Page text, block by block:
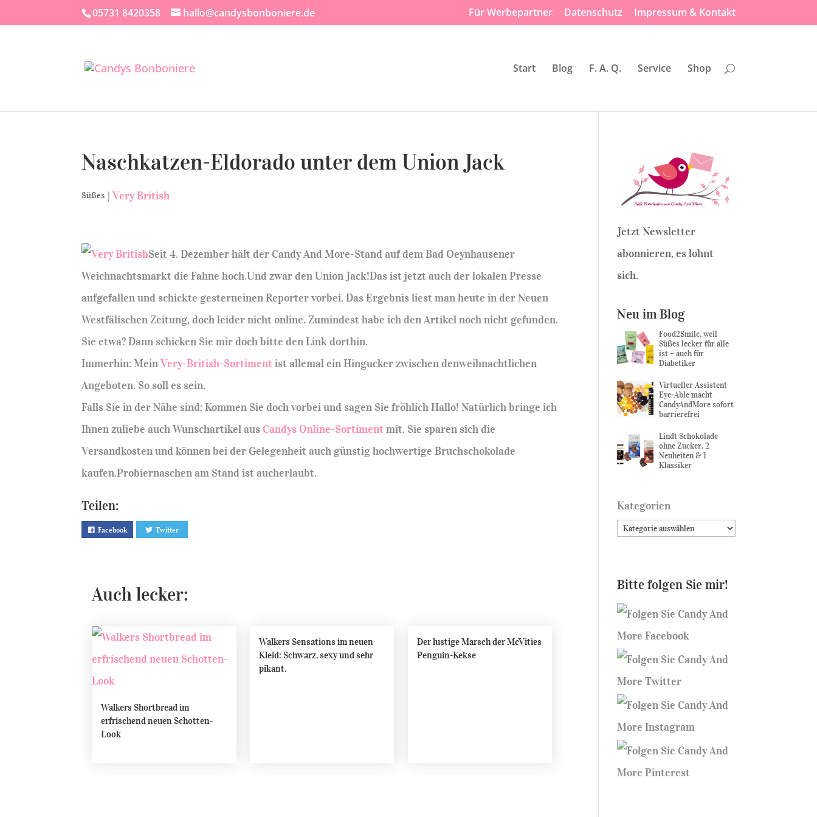
05731 8420358 hallo@candysbonboniere.de Für Werbepartner Datenschutz Impressum & Kontakt
Start Blog F. A. Q. Service Shop
Naschkatzen-Eldorado unter dem Union Jack
Süßes |Very British
Seit 4. Dezember hält der Candy And More-Stand auf dem Bad Oeynhausener
Weichnachtsmarkt die Fahne hoch.Und zwar den Union Jack!Das ist jetzt auch der lokalen Presse
aufgefallen und schickte gesterneinen Reporter vorbei. Das Ergebnis liest man heute in der Neuen
Westfälischen Zeitung, doch leider nicht online. Zumindest habe ich den Artikel noch nicht gefunden.
Sie etwa? Dann schicken Sie mir doch bitte den Link dorthin.
Immerhin: MeinVery-British-Sortimentist allemal ein Hingucker zwischen denweihnachtlichen
Angeboten. So soll es sein.
Falls Sie in der Nähe sind: Kommen Sie doch vorbei und sagen Sie fröhlich Hallo! Natürlich bringe ich
Ihnen zuliebe auch Wunschartikel aus Candys Online-Sortimentmit. Sie sparen sich die
Versandkosten und können bei der Gelegenheit auch günstig hochwertige Bruchschokolade
kaufen.Probiernaschen am Stand ist aucherlaubt.
Teilen:
Facebook Twitter
Auch lecker:
Walkers Shortbread im
erfrischend neuen Schotten-
Look
Walkers Sensations im neuen
Kleid: Schwarz, sexy und sehr
pikant.
Der lustige Marsch der McVities
Penguin-Kekse
Jetzt Newsletter
abonnieren, es lohnt
sich.
Neu im Blog
Food2Smile, weil
Süßes lecker für alle
ist – auch für
Diabetiker
Virtueller Assistent
Eye-Able macht
CandyAndMore sofort
barrierefrei
Lindt Schokolade
ohne Zucker. 2
Neuheiten & 1
Klassiker
Kategorien
Bitte folgen Sie mir!